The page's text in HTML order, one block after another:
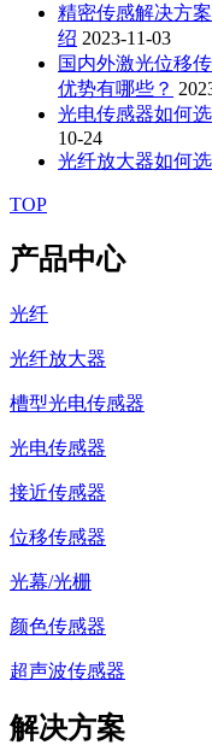
精密传感解决方
绍 2023-11-03
国内外激光位移
优势有哪些？
光电传感器如何
10-24
光纤放大器如何
TOP
产品中心
光纤
光纤放大器
槽型光电传感器
光电传感器
接近传感器
位移传感器
光幕/光栅
颜色传感器
超声波传感器
解决方案